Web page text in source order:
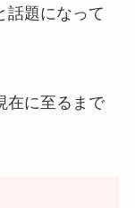
話題になって
在に至るまで